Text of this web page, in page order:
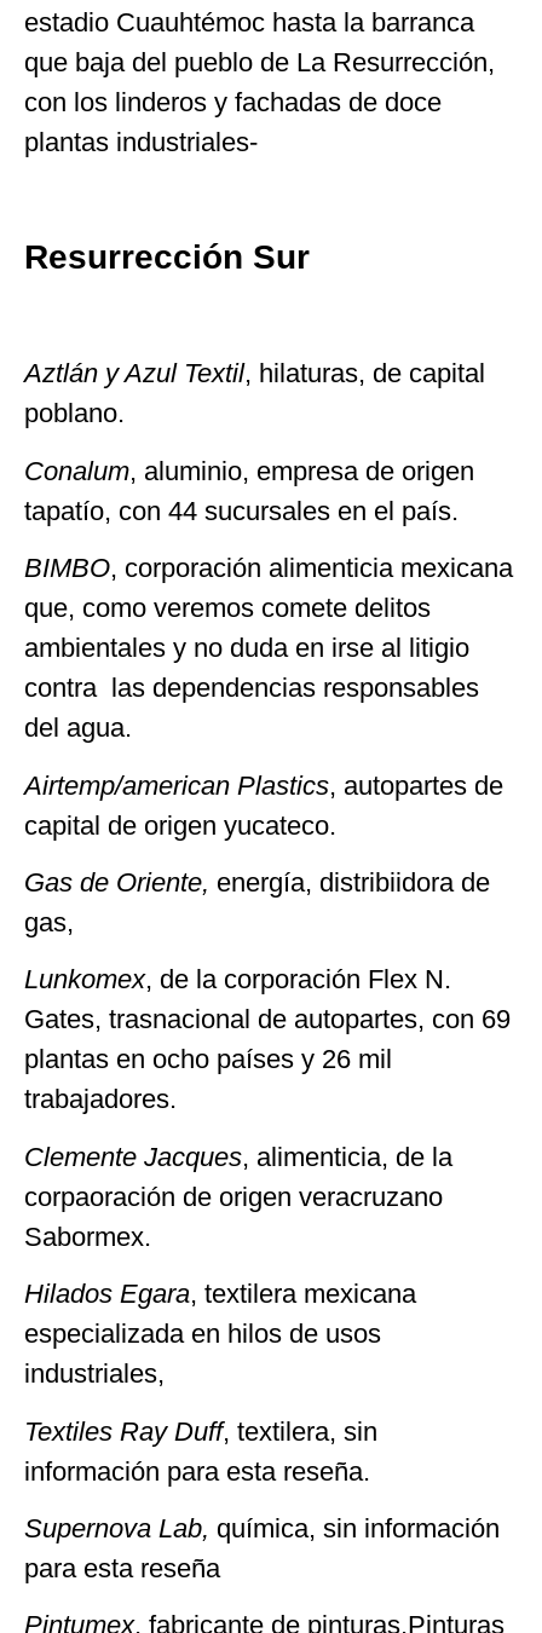
estadio Cuauhtémoc hasta la barranca
que baja del pueblo de La Resurrección,
con los linderos y fachadas de doce
plantas industriales-
Resurrección Sur
Aztlán y Azul Textil, hilaturas, de capital
poblano.
Conalum, aluminio, empresa de origen
tapatío, con 44 sucursales en el país.
BIMBO, corporación alimenticia mexicana
que, como veremos comete delitos
ambientales y no duda en irse al litigio
contra las dependencias responsables
del agua.
Airtemp/american Plastics, autopartes de
capital de origen yucateco.
Gas de Oriente, energía, distribiidora de
gas,
Lunkomex, de la corporación Flex N.
Gates, trasnacional de autopartes, con 69
plantas en ocho países y 26 mil
trabajadores.
Clemente Jacques, alimenticia, de la
corpaoración de origen veracruzano
Sabormex.
Hilados Egara, textilera mexicana
especializada en hilos de usos
industriales,
Textiles Ray Duff, textilera, sin
información para esta reseña.
Supernova Lab, química, sin información
para esta reseña
Pintumex, fabricante de pinturas,Pinturas